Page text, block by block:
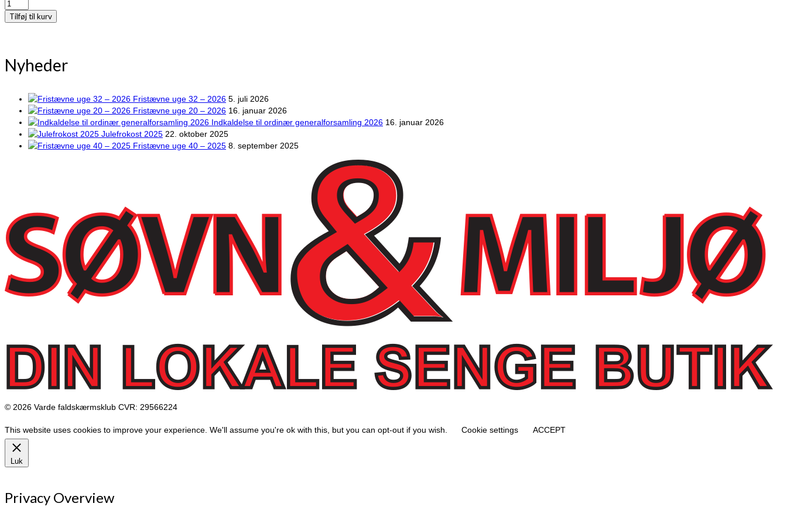
Begynderkursus
03-Tilføj til kurv
Nyheder
Fristævne uge 32 – 2026 5. juli 2026
Fristævne uge 20 – 2026 16. januar 2026
Indkaldelse til ordinær generalforsamling 2026 16. januar 2026
Julefrokost 2025 22. oktober 2025
Fristævne uge 40 – 2025 8. september 2025
© 2026 Varde faldskærmsklub CVR: 29566224
This website uses cookies to improve your experience. We'll assume you're ok with this, but you can opt-out if you wish. Cookie settings ACCEPT
Luk
Privacy Overview